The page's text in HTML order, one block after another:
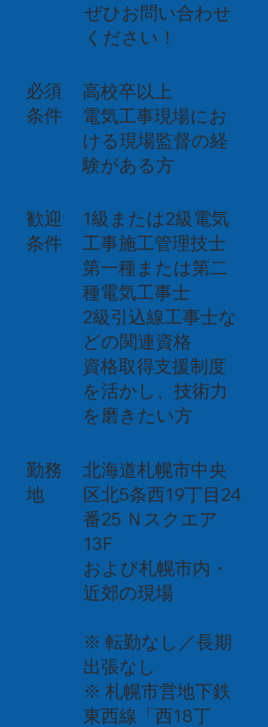
ぜひお問い合わせ
ください！
必須
条件
高校卒以上
電気工事現場にお
ける現場監督の経
験がある方
歓迎
条件
1級または2級電気
工事施工管理技士
第一種または第二
種電気工事士
2級引込線工事士な
どの関連資格
資格取得支援制度
を活かし、技術力
を磨きたい方
勤務
地
北海道札幌市中央
区北5条西19丁目24
番25 Ｎスクエア
13F
および札幌市内・
近郊の現場
※ 転勤なし／長期
出張なし
※ 札幌市営地下鉄
東西線「西18丁